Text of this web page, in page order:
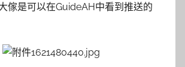
傢是可以在GuideAH中看到推送的